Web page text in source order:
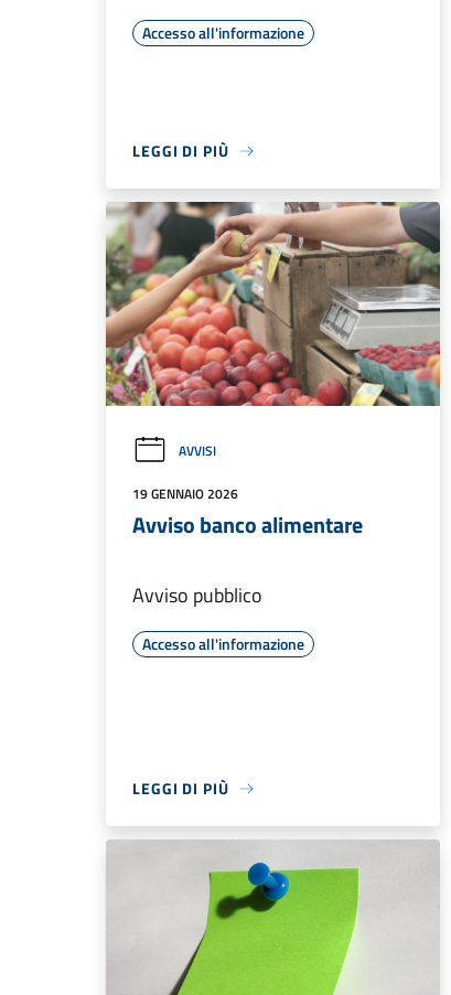
Accesso all'informazione
LEGGI DI PIÙ
AVVISI
19 GENNAIO 2026
Avviso banco alimentare
Avviso pubblico
Accesso all'informazione
LEGGI DI PIÙ